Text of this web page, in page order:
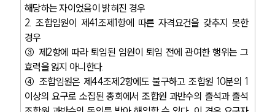
해당하는 자이었음이 밝혀진 경우
2. 조합임원이 제41조제1항에 따른 자격요건을 갖추지 못한
경우
③ 제2항에 따라 퇴임된 임원이 퇴임 전에 관여한 행위는 그
효력을 잃지 아니한다.
④ 조합임원은 제44조제2항에도 불구하고 조합원 10분의 1
이상의 요구로 소집된 총회에서 조합원 과반수의 출석과 출석